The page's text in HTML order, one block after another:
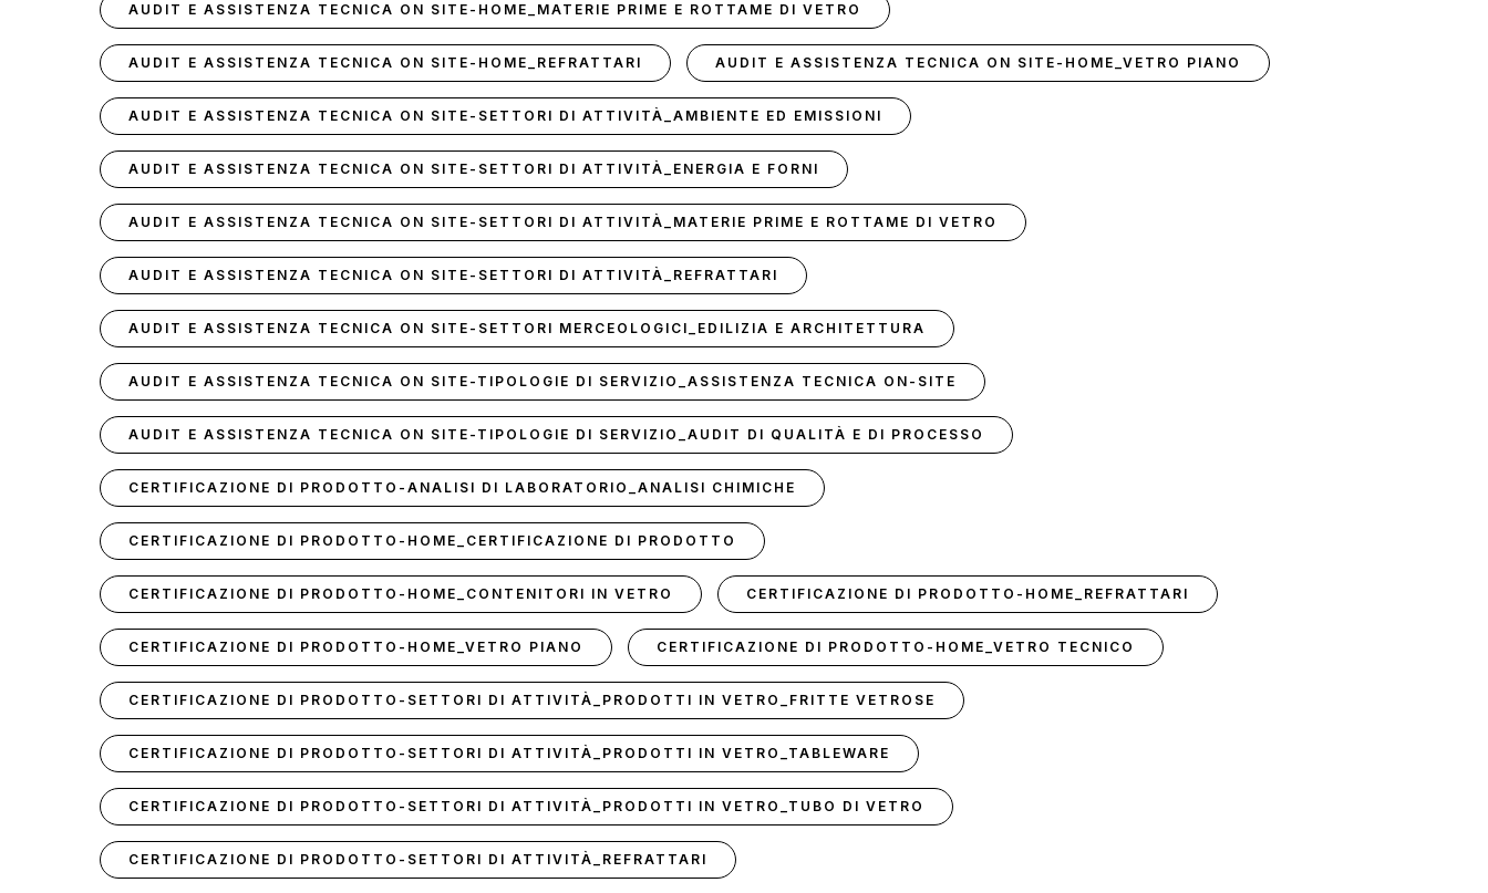
AUDIT E ASSISTENZA TECNICA ON SITE-HOME_MATERIE PRIME E ROTTAME DI VETRO
AUDIT E ASSISTENZA TECNICA ON SITE-HOME_REFRATTARI AUDIT E ASSISTENZA TECNICA ON SITE-HOME_VETRO PIANO
AUDIT E ASSISTENZA TECNICA ON SITE-SETTORI DI ATTIVITÀ_AMBIENTE ED EMISSIONI
AUDIT E ASSISTENZA TECNICA ON SITE-SETTORI DI ATTIVITÀ_ENERGIA E FORNI
AUDIT E ASSISTENZA TECNICA ON SITE-SETTORI DI ATTIVITÀ_MATERIE PRIME E ROTTAME DI VETRO
AUDIT E ASSISTENZA TECNICA ON SITE-SETTORI DI ATTIVITÀ_REFRATTARI
AUDIT E ASSISTENZA TECNICA ON SITE-SETTORI MERCEOLOGICI_EDILIZIA E ARCHITETTURA
AUDIT E ASSISTENZA TECNICA ON SITE-TIPOLOGIE DI SERVIZIO_ASSISTENZA TECNICA ON-SITE
AUDIT E ASSISTENZA TECNICA ON SITE-TIPOLOGIE DI SERVIZIO_AUDIT DI QUALITÀ E DI PROCESSO
CERTIFICAZIONE DI PRODOTTO-ANALISI DI LABORATORIO_ANALISI CHIMICHE
CERTIFICAZIONE DI PRODOTTO-HOME_CERTIFICAZIONE DI PRODOTTO
CERTIFICAZIONE DI PRODOTTO-HOME_CONTENITORI IN VETRO CERTIFICAZIONE DI PRODOTTO-HOME_REFRATTARI
CERTIFICAZIONE DI PRODOTTO-HOME_VETRO PIANO CERTIFICAZIONE DI PRODOTTO-HOME_VETRO TECNICO
CERTIFICAZIONE DI PRODOTTO-SETTORI DI ATTIVITÀ_PRODOTTI IN VETRO_FRITTE VETROSE
CERTIFICAZIONE DI PRODOTTO-SETTORI DI ATTIVITÀ_PRODOTTI IN VETRO_TABLEWARE
CERTIFICAZIONE DI PRODOTTO-SETTORI DI ATTIVITÀ_PRODOTTI IN VETRO_TUBO DI VETRO
CERTIFICAZIONE DI PRODOTTO-SETTORI DI ATTIVITÀ_REFRATTARI